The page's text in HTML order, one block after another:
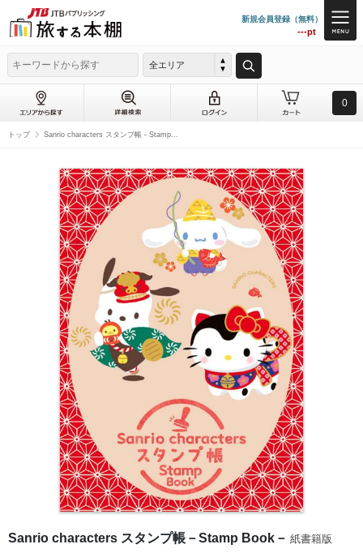
新規会員登録（無料）
---pt
全エリア
0
トップ Sanrio characters スタンプ帳－Stamp...
Sanrio characters スタンプ帳－Stamp Book－ 紙書籍版